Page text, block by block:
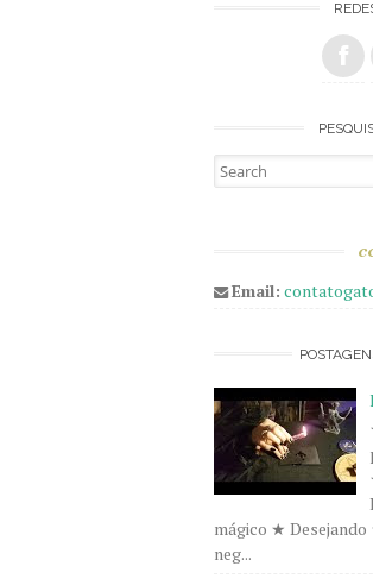
Pesquisar
Email:
mágico ★
neg...